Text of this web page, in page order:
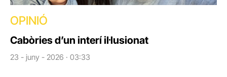
OPINIÓ
Cabòries d’un interí il·lusionat
23 - juny - 2026 · 03:33